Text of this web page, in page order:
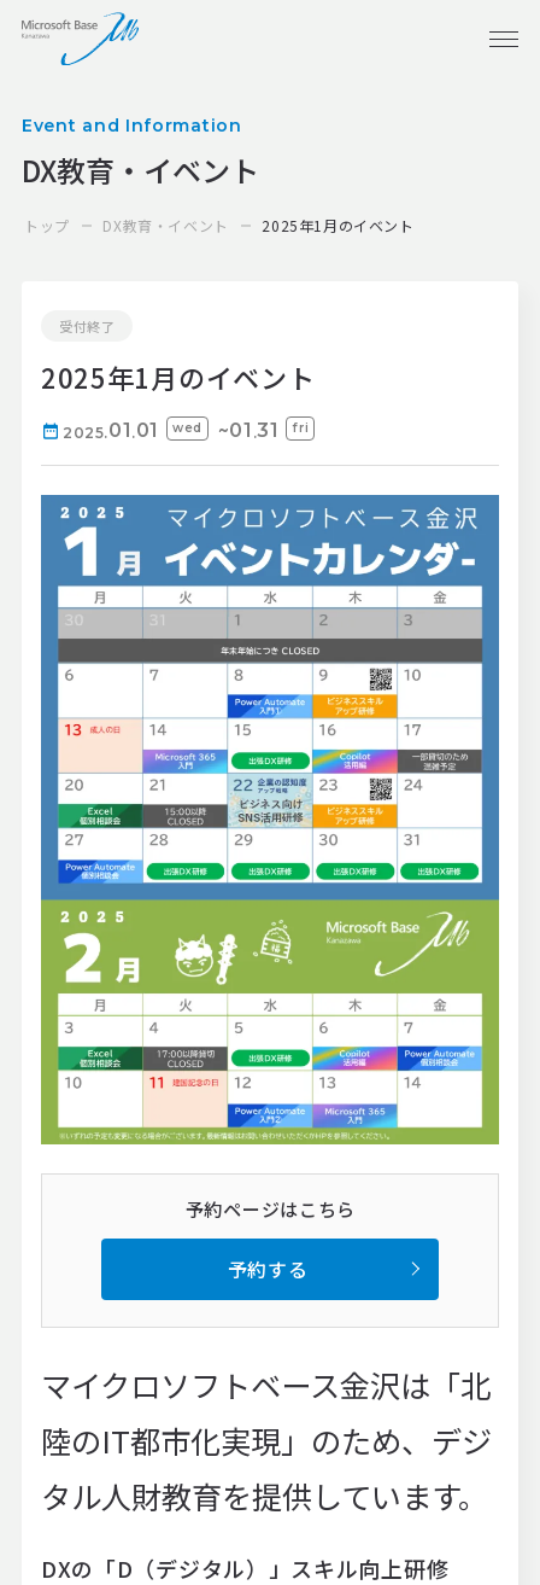
Event and Information
DX教育・イベント
トップ DX教育・イベント 2025年1月のイベント
受付終了
2025年1月のイベント
2025.01 .01 wed ~01 .31 fri
予約ページはこちら
予約する
マイクロソフトベース金沢は「北
陸のIT都市化実現」のため、デジ
タル人財教育を提供しています。
DXの「D（デジタル）」スキル向上研修